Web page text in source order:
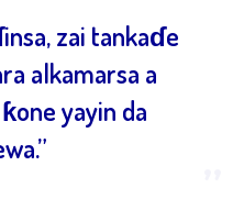
zai tankaɗe
alkamarsa a
yayin da